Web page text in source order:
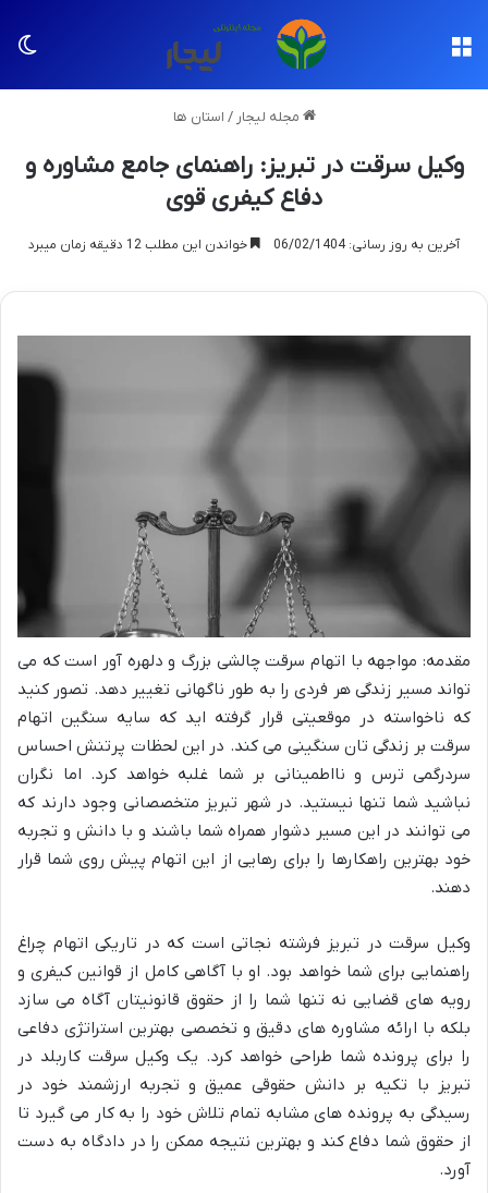
مجله لیجار / استان ها
وکیل سرقت در تبریز: راهنمای جامع مشاوره و
دفاع کیفری قوی
آخرین به روز رسانی: 06/02/1404 خواندن این مطلب 12 دقیقه زمان میبرد
مقدمه: مواجهه با اتهام سرقت چالشی بزرگ و دلهره آور است که می
تواند مسیر زندگی هر فردی را به طور ناگهانی تغییر دهد. تصور کنید
که ناخواسته در موقعیتی قرار گرفته اید که سایه سنگین اتهام
سرقت بر زندگی تان سنگینی می کند. در این لحظات پرتنش احساس
سردرگمی ترس و نااطمینانی بر شما غلبه خواهد کرد. اما نگران
نباشید شما تنها نیستید. در شهر تبریز متخصصانی وجود دارند که
می توانند در این مسیر دشوار همراه شما باشند و با دانش و تجربه
خود بهترین راهکارها را برای رهایی از این اتهام پیش روی شما قرار
دهند.
وکیل سرقت در تبریز فرشته نجاتی است که در تاریکی اتهام چراغ
راهنمایی برای شما خواهد بود. او با آگاهی کامل از قوانین کیفری و
رویه های قضایی نه تنها شما را از حقوق قانونیتان آگاه می سازد
بلکه با ارائه مشاوره های دقیق و تخصصی بهترین استراتژی دفاعی
را برای پرونده شما طراحی خواهد کرد. یک وکیل سرقت کاربلد در
تبریز با تکیه بر دانش حقوقی عمیق و تجربه ارزشمند خود در
رسیدگی به پرونده های مشابه تمام تلاش خود را به کار می گیرد تا
از حقوق شما دفاع کند و بهترین نتیجه ممکن را در دادگاه به دست
آورد.